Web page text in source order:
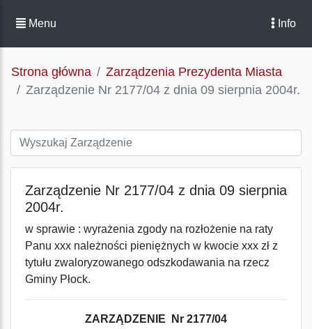
Menu Info
Strona główna
Zarządzenia Prezydenta Miasta
Zarządzenie Nr 2177/04 z dnia 09 sierpnia 2004r.
Zarządzenie Nr 2177/04 z dnia 09 sierpnia
2004r.
w sprawie : wyrażenia zgody na rozłożenie na raty
Panu xxx należności pieniężnych w kwocie xxx zł z
tytułu zwaloryzowanego odszkodawania na rzecz
Gminy Płock.
ZARZĄDZENIE Nr 2177/04